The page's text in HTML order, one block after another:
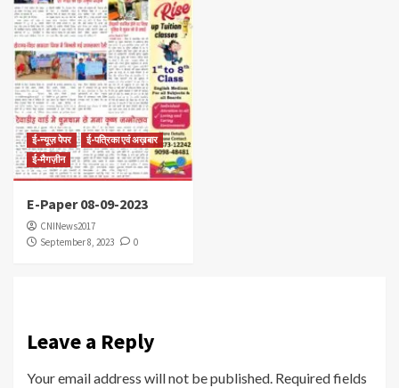
ई-न्यूज़ पेपर
ई-पत्रिका एवं अख़बार
ई-मैगज़ीन
E-Paper 08-09-2023
CNINews2017
September 8, 2023
0
Leave a Reply
Your email address will not be published. Required fields